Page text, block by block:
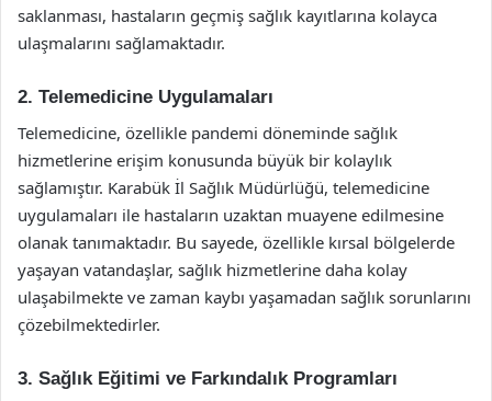
saklanması, hastaların geçmiş sağlık kayıtlarına kolayca
ulaşmalarını sağlamaktadır.
2. Telemedicine Uygulamaları
Telemedicine, özellikle pandemi döneminde sağlık
hizmetlerine erişim konusunda büyük bir kolaylık
sağlamıştır. Karabük İl Sağlık Müdürlüğü, telemedicine
uygulamaları ile hastaların uzaktan muayene edilmesine
olanak tanımaktadır. Bu sayede, özellikle kırsal bölgelerde
yaşayan vatandaşlar, sağlık hizmetlerine daha kolay
ulaşabilmekte ve zaman kaybı yaşamadan sağlık sorunlarını
çözebilmektedirler.
3. Sağlık Eğitimi ve Farkındalık Programları